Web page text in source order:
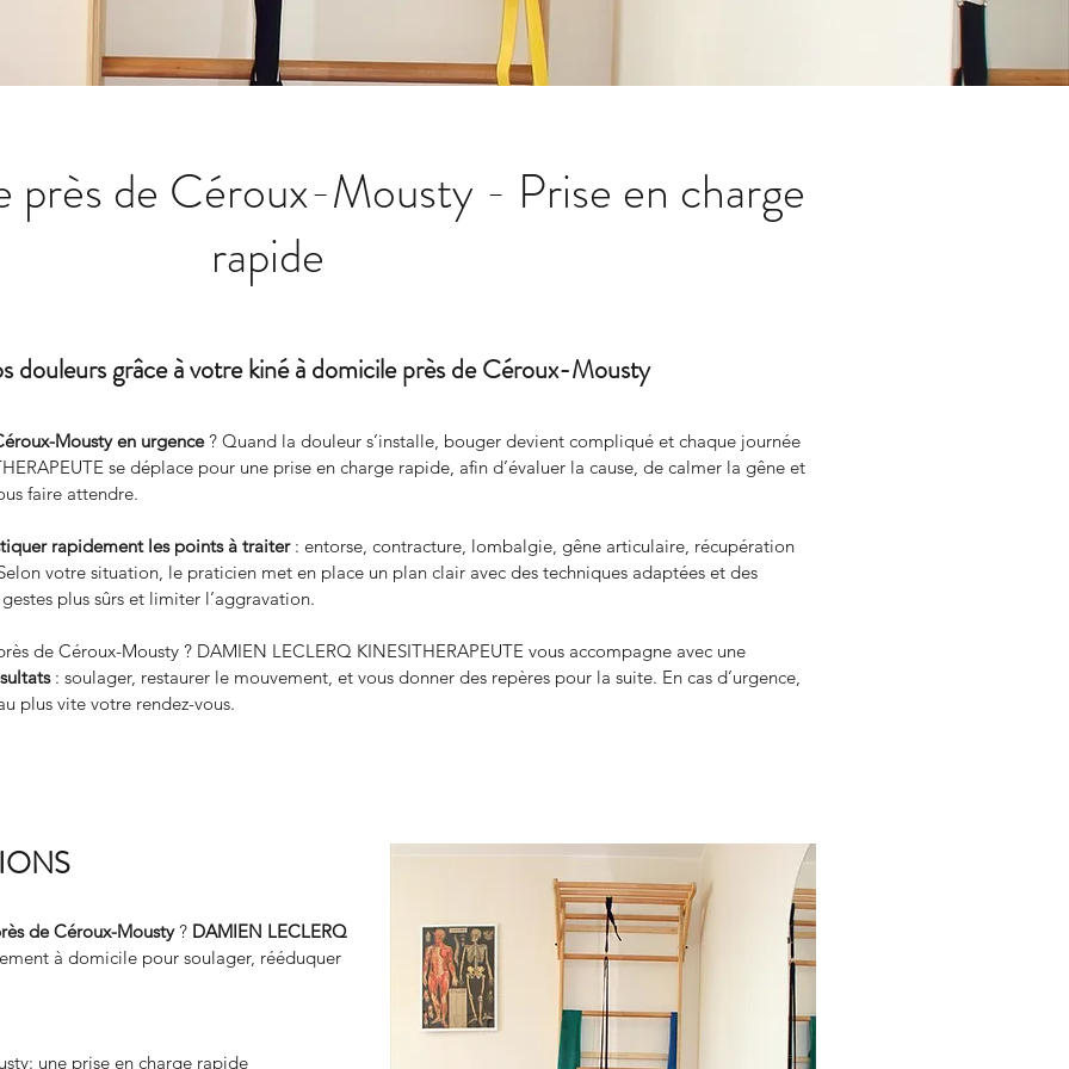
près de Céroux-Mousty - Prise en charge
rapide
douleurs grâce à votre kiné à domicile près de Céroux-Mousty
Mousty en urgence ? Quand la douleur s’installe, bouger devient compliqué et chaque journée
se déplace pour une prise en charge rapide, afin d’évaluer la cause, de calmer la gêne et
faire attendre.
rapidement les points à traiter : entorse, contracture, lombalgie, gêne articulaire, récupération
votre situation, le praticien met en place un plan clair avec des techniques adaptées et des
plus sûrs et limiter l’aggravation.
de Céroux-Mousty ? DAMIEN LECLERQ KINESITHERAPEUTE vous accompagne avec une
: soulager, restaurer le mouvement, et vous donner des repères pour la suite. En cas d’urgence,
plus vite votre rendez-vous.
de Céroux-Mousty ? DAMIEN LECLERQ
à domicile pour soulager, rééduquer
une prise en charge rapide